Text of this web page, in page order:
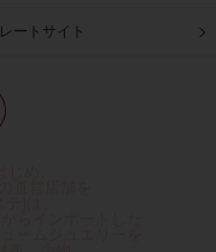
ートサイト